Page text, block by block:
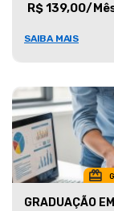
R$ 139,00/
SAIBA MAIS
GRADUAÇÃO